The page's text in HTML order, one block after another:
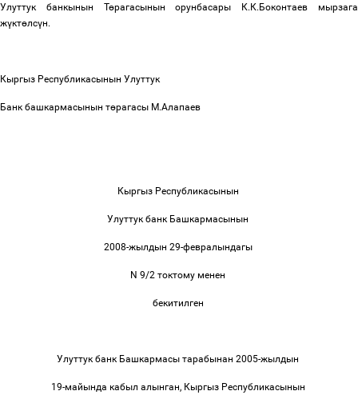
Улуттук банкынын Төрагасынын орунбасары К.К.Боконтаев мырзага
жүктөлсүн.
Кыргыз Республикасынын Улуттук
Банк башкармасынын төрагасы М.Алапаев
Кыргыз Республикасынын
Улуттук банк Башкармасынын
2008-жылдын 29-февралындагы
N 9/2 токтому менен
бекитилген
Улуттук банк Башкармасы тарабынан 2005-жылдын
19-майында кабыл алынган, Кыргыз Республикасынын